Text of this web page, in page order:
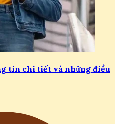
tin chi tiết và những điều